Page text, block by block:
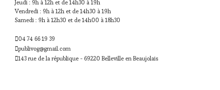
Jeudi : 9h à 12h et de 14h30 à 19h
Vendredi : 9h à 12h et de 14h30 à 19h
Samedi : 9h à 12h30 et de 14h00 à 18h30
04 74 66 19 39
publivog@gmail.com
143 rue de la république - 69220 Belleville en Beaujolais